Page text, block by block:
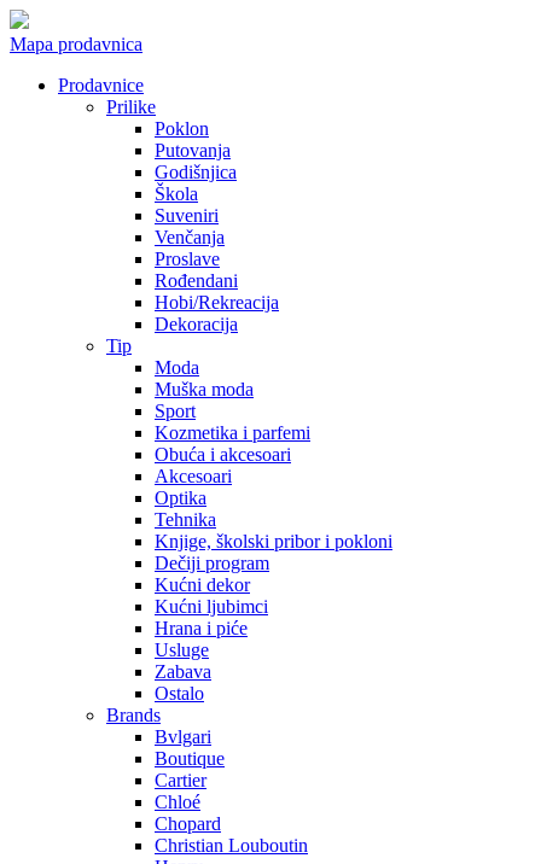
Mapa prodavnica
Prodavnice
Prilike
Poklon
Putovanja
Godišnjica
Škola
Suveniri
Venčanja
Proslave
Rođendani
Hobi/Rekreacija
Dekoracija
Tip
Moda
Muška moda
Sport
Kozmetika i parfemi
Obuća i akcesoari
Akcesoari
Optika
Tehnika
Knjige, školski pribor i pokloni
Dečiji program
Kućni dekor
Kućni ljubimci
Hrana i piće
Usluge
Zabava
Ostalo
Brands
Bvlgari
Boutique
Cartier
Chloé
Chopard
Christian Louboutin